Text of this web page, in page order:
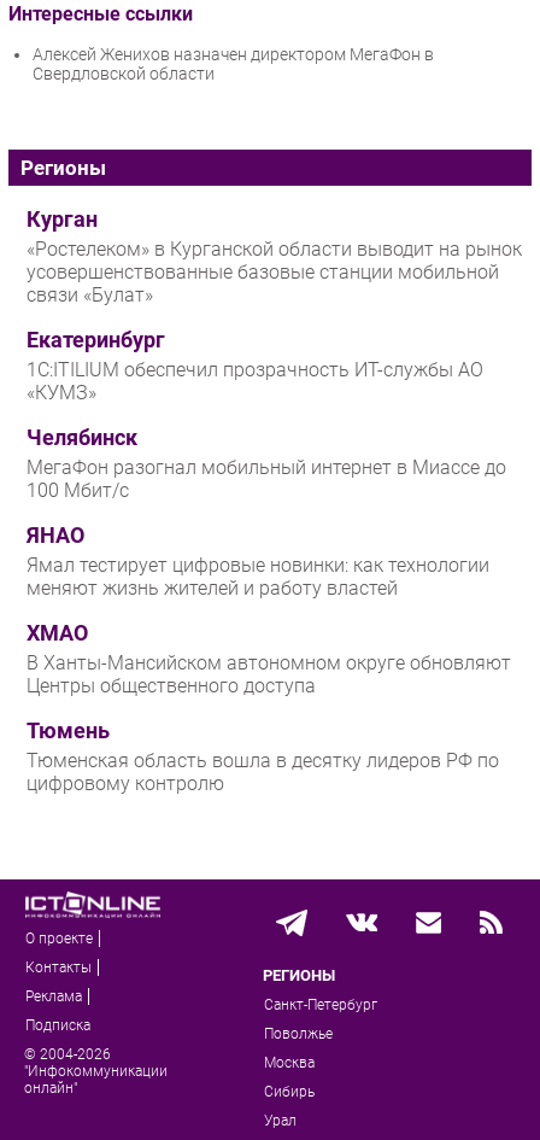
Интересные ссылки
Алексей Женихов назначен директором МегаФон в
Свердловской области
Регионы
Курган
«Ростелеком» в Курганской области выводит на рынок
усовершенствованные базовые станции мобильной
связи «Булат»
Екатеринбург
1С:ITILIUM обеспечил прозрачность ИТ-службы АО
«КУМЗ»
Челябинск
МегаФон разогнал мобильный интернет в Миассе до
100 Мбит/с
ЯНАО
Ямал тестирует цифровые новинки: как технологии
меняют жизнь жителей и работу властей
ХМАО
В Ханты-Мансийском автономном округе обновляют
Центры общественного доступа
Тюмень
Тюменская область вошла в десятку лидеров РФ по
цифровому контролю
О проекте
Контакты
Реклама
Подписка
© 2004-2026
"Инфокоммуникации
онлайн"
РЕГИОНЫ
Санкт-Петербург
Поволжье
Москва
Сибирь
Урал